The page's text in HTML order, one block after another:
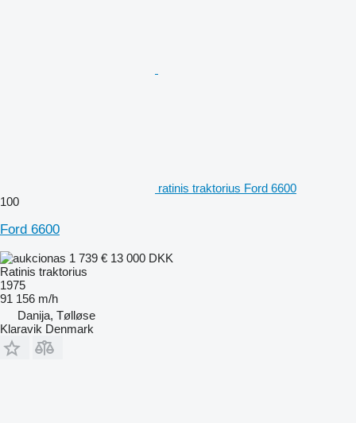
ratinis traktorius Ford 6600
100
Ford 6600
1 739 € 13 000 DKK
Ratinis traktorius
1975
91 156 m/h
Danija, Tølløse
Klaravik Denmark